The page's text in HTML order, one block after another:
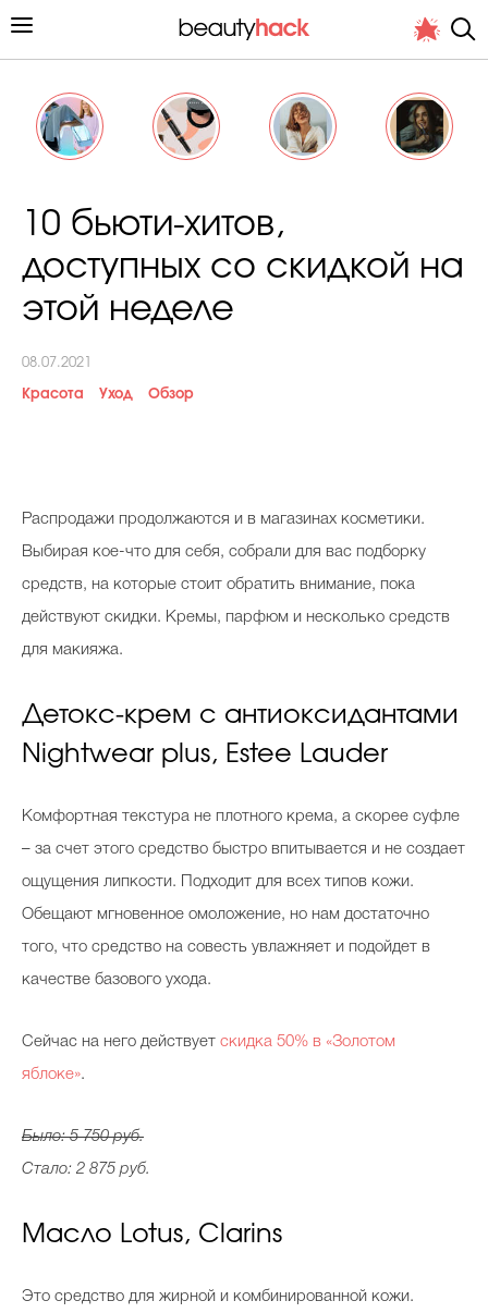
Личный опыт
Подиум
Вопрос эксперту
Папа может
Бьютихакер / Мама-хакер
Выбор косметолога
Полиция красоты
Интервью со звездой
Beauty- битвы
10 бьюти-хитов,
доступных со скидкой на
этой неделе
08.07.2021
Красота Уход Обзор
Распродажи продолжаются и в магазинах косметики.
Выбирая кое-что для себя, собрали для вас подборку
средств, на которые стоит обратить внимание, пока
действуют скидки. Кремы, парфюм и несколько средств
для макияжа.
Детокс-крем с антиоксидантами
Nightwear plus, Estee Lauder
Комфортная текстура не плотного крема, а скорее суфле
– за счет этого средство быстро впитывается и не создает
ощущения липкости. Подходит для всех типов кожи.
Обещают мгновенное омоложение, но нам достаточно
того, что средство на совесть увлажняет и подойдет в
качестве базового ухода.
Сейчас на него действует скидка 50% в «Золотом
яблоке».
Было: 5 750 руб.
Стало: 2 875 руб.
Масло Lotus, Clarins
Это средство для жирной и комбинированной кожи.